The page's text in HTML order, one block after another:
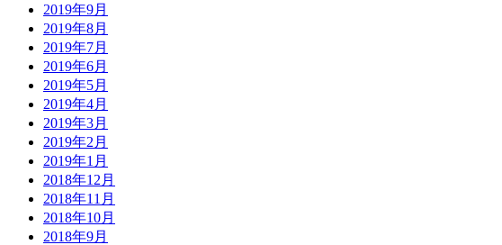
2019年9月
2019年8月
2019年7月
2019年6月
2019年5月
2019年4月
2019年3月
2019年2月
2019年1月
2018年12月
2018年11月
2018年10月
2018年9月